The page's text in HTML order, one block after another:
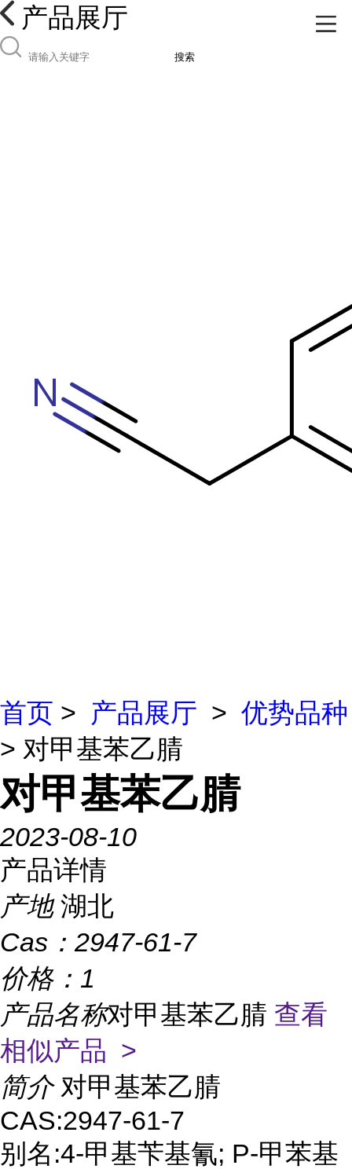
产品展厅
搜索
首页 > 产品展厅 > 优势品种
> 对甲基苯乙腈
对甲基苯乙腈
2023-08-10
产品详情
产地 湖北
Cas： 2947-61-7
价格： 1
产品名称对甲基苯乙腈 查看
相似产品 >
简介 对甲基苯乙腈
CAS:2947-61-7
别名:4-甲基苄基氰; P-甲苯基